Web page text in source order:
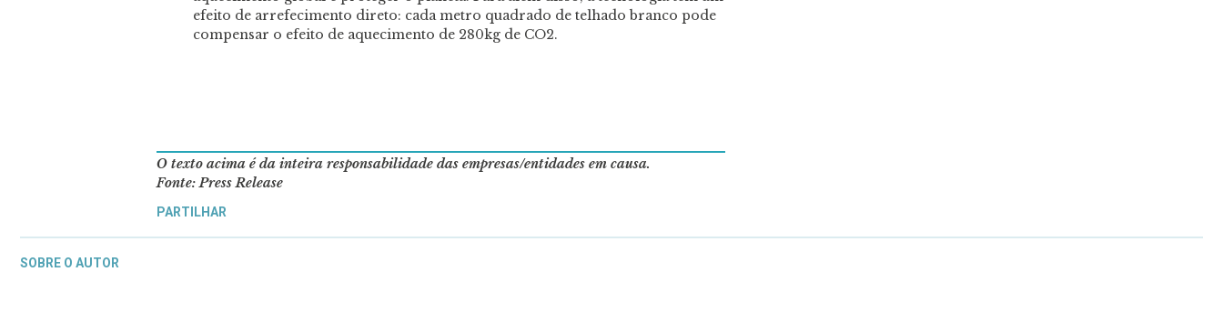
efeito de arrefecimento direto: cada metro quadrado de telhado branco pode
compensar o efeito de aquecimento de 280kg de CO2.
O texto acima é da inteira responsabilidade das empresas/entidades em causa.
Fonte: Press Release
PARTILHAR
SOBRE O AUTOR